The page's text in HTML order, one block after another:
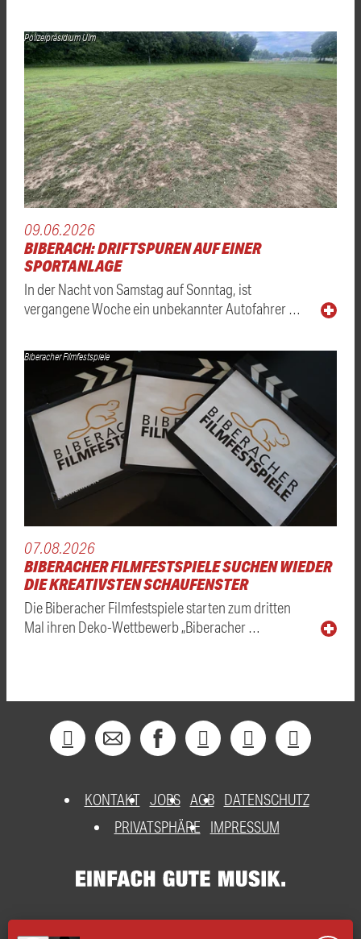
Polizeipräsidium Ulm
09.06.2026
BIBERACH: DRIFTSPUREN AUF EINER
SPORTANLAGE
In der Nacht von Samstag auf Sonntag, ist
vergangene Woche ein unbekannter Autofahrer …
Biberacher Filmfestspiele
07.08.2026
BIBERACHER FILMFESTSPIELE SUCHEN WIEDER
DIE KREATIVSTEN SCHAUFENSTER
Die Biberacher Filmfestspiele starten zum dritten
Mal ihren Deko-Wettbewerb „Biberacher …
KONTAKT JOBS AGB DATENSCHUTZ
PRIVATSPHÄRE
IMPRESSUM